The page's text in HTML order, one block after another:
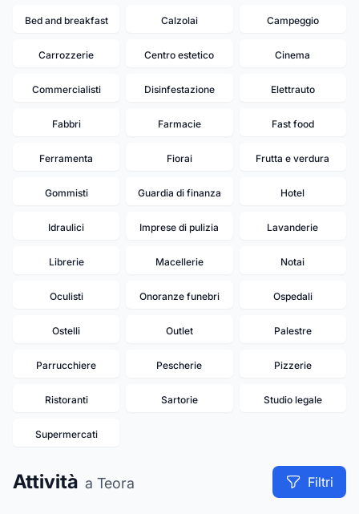
Bed and breakfast Calzolai Campeggio
Carrozzerie Centro estetico Cinema
Commercialisti Disinfestazione Elettrauto
Fabbri Farmacie Fast food
Ferramenta Fiorai Frutta e verdura
Gommisti Guardia di finanza Hotel
Idraulici Imprese di pulizia Lavanderie
Librerie Macellerie Notai
Oculisti Onoranze funebri Ospedali
Ostelli Outlet Palestre
Parrucchiere Pescherie Pizzerie
Ristoranti Sartorie Studio legale
Supermercati
Attività a Teora Filtri